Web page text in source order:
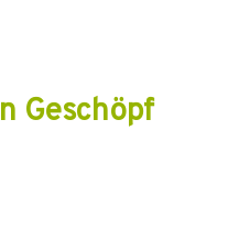
Geschöpf